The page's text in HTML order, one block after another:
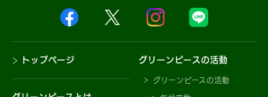
トップページ グリーンピースの活動
グリーンピースの活動